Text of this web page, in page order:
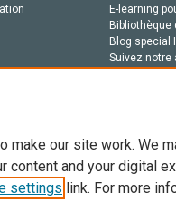
E-learning
Bibliothèque
Blog special
Suivez notre
© 2026 Elsevier, ses
make our site work. We
content and your digital
settings link. For more